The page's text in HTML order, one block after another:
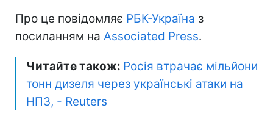
Про це повідомляє РБК-Україна з
посиланням на Associated Press.
Читайте також: Росія втрачає мільйони
тонн дизеля через українські атаки на
НПЗ, - Reuters